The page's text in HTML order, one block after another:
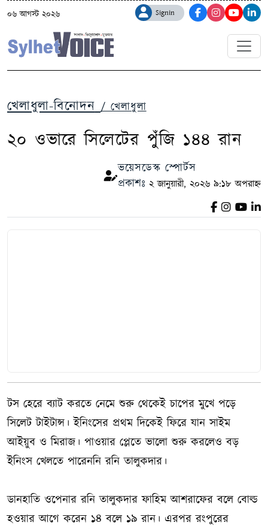
০৬ আগস্ট ২০২৬ Signin
খেলাধুলা-বিনোদন / খেলাধুলা
২০ ওভারে সিলেটের পুঁজি ১৪৪ রান
ভয়েসডেস্ক স্পোর্টস
প্রকাশঃ ২ জানুয়ারী, ২০২৬ ৯:১৮ অপরাহ্ন
টস হেরে ব্যাট করতে নেমে শুরু থেকেই চাপের মুখে পড়ে
সিলেট টাইটান্স। ইনিংসের প্রথম দিকেই ফিরে যান সাইম
আইয়ুব ও মিরাজ। পাওয়ার প্লেতে ভালো শুরু করলেও বড়
ইনিংস খেলতে পারেননি রনি তালুকদার।
ডানহাতি ওপেনার রনি তালুকদার ফাহিম আশরাফের বলে বোল্ড
হওয়ার আগে করেন ১৪ বলে ১৯ রান। এরপর রংপুরের